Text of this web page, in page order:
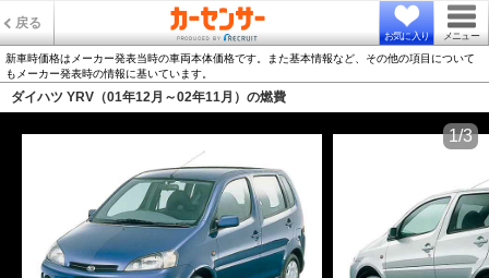
戻る
お気に入り メニュー
新車時価格はメーカー発表当時の車両本体価格です。また基本情報など、その他の項目について
もメーカー発表時の情報に基いています。
ダイハツ YRV（01年12月～02年11月）の燃費
1/3